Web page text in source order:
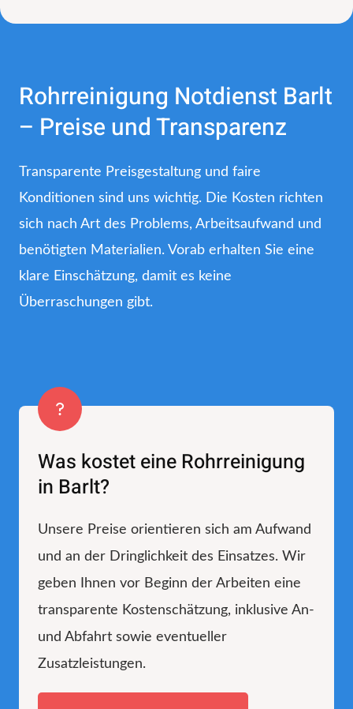
Rohrreinigung Notdienst Barlt
– Preise und Transparenz
Transparente Preisgestaltung und faire
Konditionen sind uns wichtig. Die Kosten richten
sich nach Art des Problems, Arbeitsaufwand und
benötigten Materialien. Vorab erhalten Sie eine
klare Einschätzung, damit es keine
Überraschungen gibt.
Was kostet eine Rohrreinigung
in Barlt?
Unsere Preise orientieren sich am Aufwand
und an der Dringlichkeit des Einsatzes. Wir
geben Ihnen vor Beginn der Arbeiten eine
transparente Kostenschätzung, inklusive An-
und Abfahrt sowie eventueller
Zusatzleistungen.